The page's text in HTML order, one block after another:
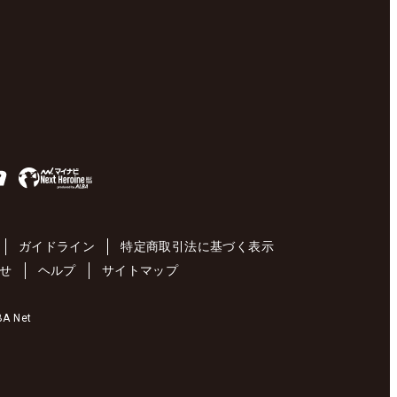
ガイドライン
特定商取引法に基づく表示
ヘルプ サイトマップ
Net